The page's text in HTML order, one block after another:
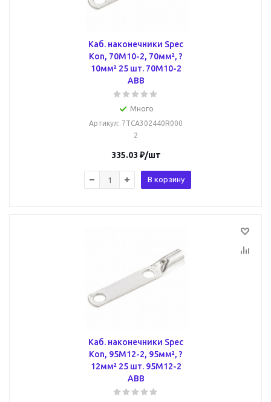
Каб. наконечники Spec
Kon, 70M10-2, 70мм², ?
10мм² 25 шт. 70M10-2
ABB
Много
Артикул: 7TCA302440R000
2
335.03 ₽/шт
В корзину
Каб. наконечники Spec
Kon, 95M12-2, 95мм², ?
12мм² 25 шт. 95M12-2
ABB